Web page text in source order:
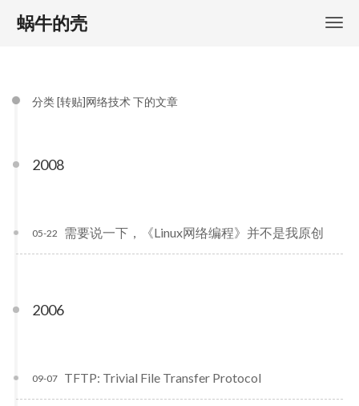
蜗牛的壳
分类 [转贴]网络技术 下的文章
2008
需要说一下，《Linux网络编程》并不是我原创
05-22
2006
TFTP: Trivial File Transfer Protocol
09-07